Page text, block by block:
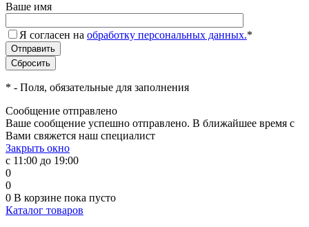
Ваше имя
Я согласен на обработку персональных данных.*
* - Поля, обязательные для заполнения
Сообщение отправлено
Ваше сообщение успешно отправлено. В ближайшее время с
Вами свяжется наш специалист
Закрыть окно
с 11:00 до 19:00
0
0
0 В корзине пока пусто
Каталог товаров